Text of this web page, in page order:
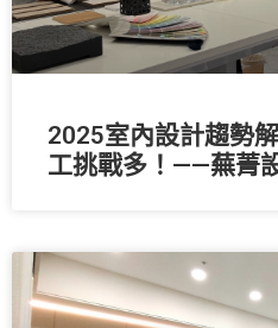
2025室內設計趨勢
工挑戰多！——蕪菁